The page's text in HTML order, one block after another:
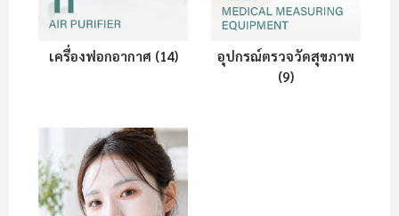
เครื่องฟอกอากาศ (14)
อุปกรณ์ตรวจวัดสุขภาพ
(9)